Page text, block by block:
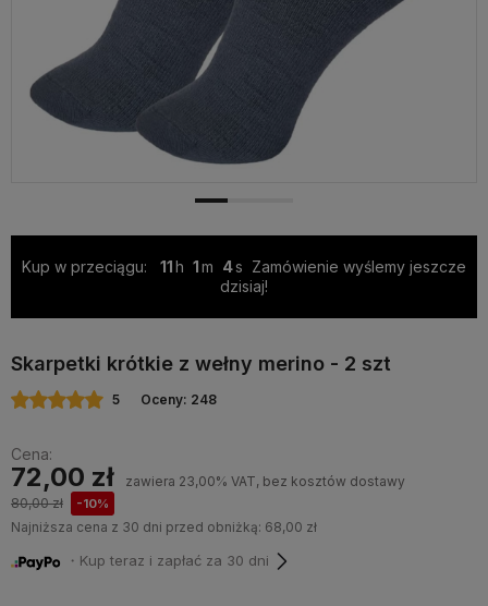
Kup w przeciągu: 11 1 3
Zamówienie wyślemy jeszcze
dzisiaj!
Skarpetki krótkie z wełny merino - 2 szt
5 Oceny: 248
Cena:
72,00 zł
zawiera 23,00% VAT, bez kosztów dostawy
80,00 zł
-10%
Najniższa cena z 30 dni przed obniżką: 68,00 zł
・Kup teraz i zapłać za 30 dni